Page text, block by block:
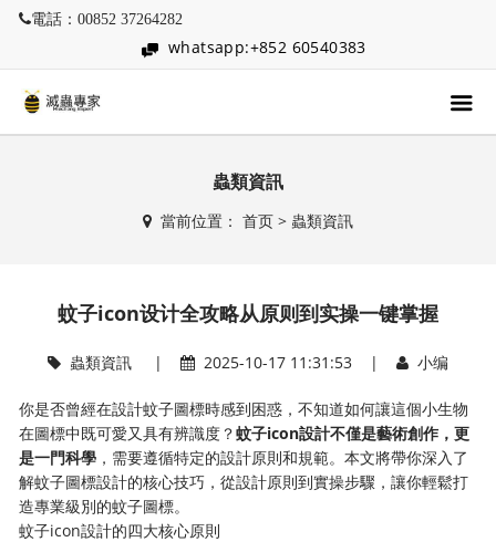
電話：00852 37264282
whatsapp:+852 60540383
蟲類資訊
當前位置： 首页> 蟲類資訊
蚊子icon设计全攻略从原则到实操一键掌握
蟲類資訊| 2025-10-17 11:31:53 | 小编
你是否曾經在設計蚊子圖標時感到困惑，不知道如何讓這個小生物
在圖標中既可愛又具有辨識度？​​蚊子icon設計不僅是藝術創作，更
是一門科學​ ​，需要遵循特定的設計原則和規範。本文將帶你深入了
解蚊子圖標設計的核心技巧，從設計原則到實操步驟，讓你輕鬆打
造專業級別的蚊子圖標。
蚊子icon設計的四大核心原則